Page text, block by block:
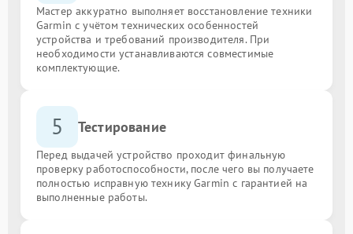
Мастер аккуратно выполняет восстановление техники
Garmin с учётом технических особенностей
устройства и требований производителя. При
необходимости устанавливаются совместимые
комплектующие.
5 Тестирование
Перед выдачей устройство проходит финальную
проверку работоспособности, после чего вы получаете
полностью исправную технику Garmin с гарантией на
выполненные работы.